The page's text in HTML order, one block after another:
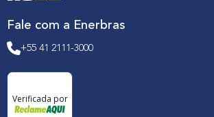
Fale com a Enerbras
+55 41 2111-3000
Verificada por